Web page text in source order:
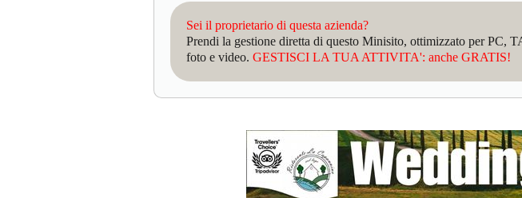
Sei il proprietario di questa azienda?
Prendi la gestione diretta di questo Minisito, ottimizzato per
foto e video. GESTISCI LA TUA ATTIVITA': anche GRATIS!